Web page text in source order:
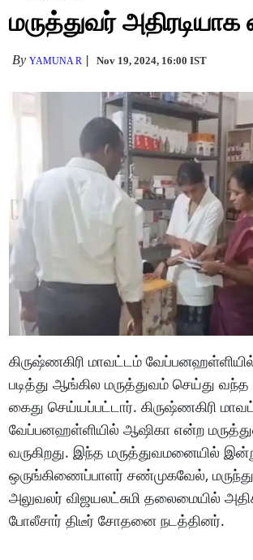
மருத்துவர் அதிரடியாக
ByYAMUNA R Nov 19, 2024, 16:00 IST
கிருஷ்ணகிரி மாவட்டம்
படித்து ஆங்கில மருத்துவம் செய்து
கைது செய்யப்பட்டார். கிருஷ்ணகிரி
வேப்பனஹள்ளியில் ஆஷிகா என்ற
வருகிறது. இந்த மருத்துவமனையில்
ஒருங்கிணைப்பாளர் சண்முகவேல், மருந்து
அலுவலர் விஜயலட்சுமி தலைமையில்
போலீசார் திடீர் சோதனை நடத்தினர்.